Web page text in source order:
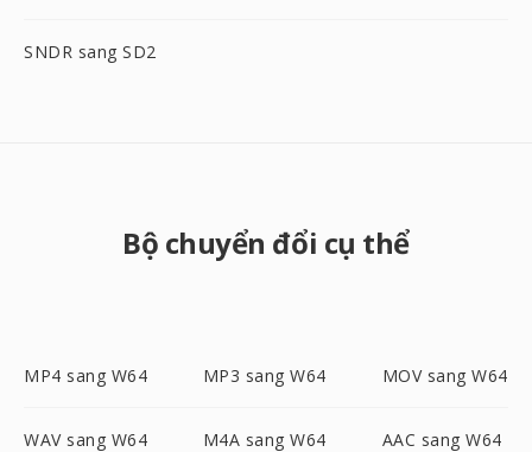
SNDR sang SD2
Bộ chuyển đổi cụ thể
MP4 sang W64 MP3 sang W64 MOV sang W64
WAV sang W64 M4A sang W64 AAC sang W64